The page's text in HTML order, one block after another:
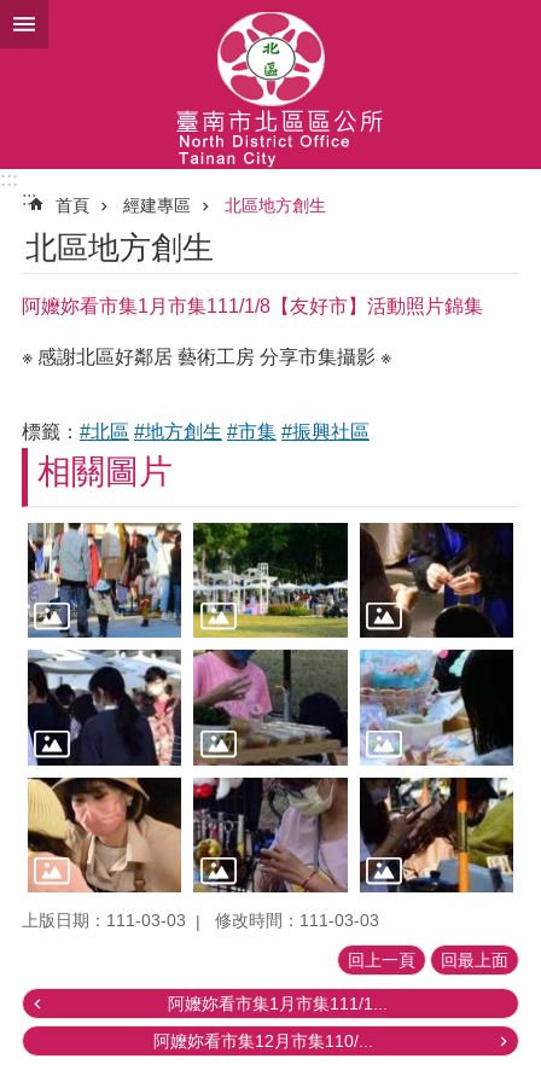
跳到主要內容區塊
:::
:::
首頁 經建專區 北區地方創生
北區地方創生
阿嬤妳看市集1月市集111/1/8【友好市】活動照片錦集
※ 感謝北區好鄰居 藝術工房 分享市集攝影 ※
標籤： #北區 #地方創生 #市集 #振興社區
相關圖片
上版日期：111-03-03 修改時間：111-03-03
回上一頁 回最上面
阿嬤妳看市集1月市集111/1...
阿嬤妳看市集12月市集110/...